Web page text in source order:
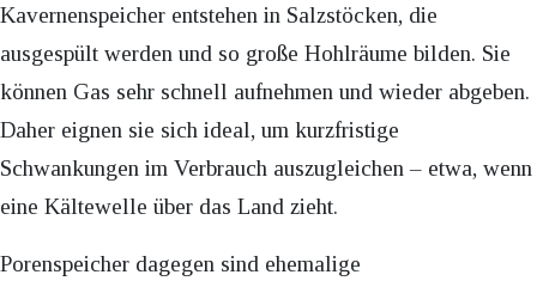
Kavernenspeicher entstehen in Salzstöcken, die
ausgespült werden und so große Hohlräume bilden. Sie
können Gas sehr schnell aufnehmen und wieder abgeben.
Daher eignen sie sich ideal, um kurzfristige
Schwankungen im Verbrauch auszugleichen – etwa, wenn
eine Kältewelle über das Land zieht.
Porenspeicher dagegen sind ehemalige